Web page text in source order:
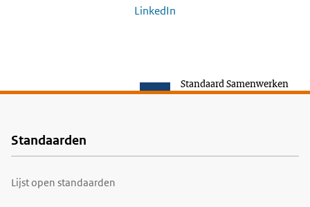
LinkedIn
Standaard Samenwerken
Voet
Standaarden
Lijst open standaarden